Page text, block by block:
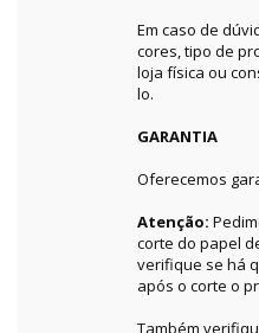
Em caso de
cores, tipo de
loja física ou
lo.
GARANTIA
Oferecemos
Atenção:
corte do papel
verifique se há
após o corte o
Também